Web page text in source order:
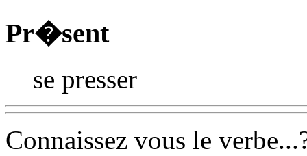
Pr�sent
se presser
Connaissez vous le